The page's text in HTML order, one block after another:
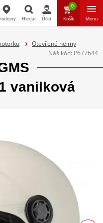
Hledat
Hledat Účet
0
Košík Menu
Otevřené helmy
Náš kód: P677644
vanilková